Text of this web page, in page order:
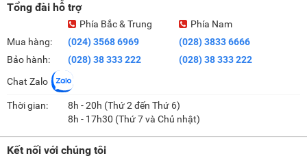
Tổng đài hỗ trợ
Mua hàng:
Bảo hành:
Phía Bắc & Trung
(024) 3568 6969
(028) 38 333 222
Phía Nam
(028) 3833 6666
(028) 38 333 222
Chat Zalo
Thời gian:
8h - 20h (Thứ 2 đến Thứ 6)
8h - 17h30 (Thứ 7 và Chủ nhật)
Kết nối với chúng tôi